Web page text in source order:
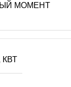
МОМЕНТ